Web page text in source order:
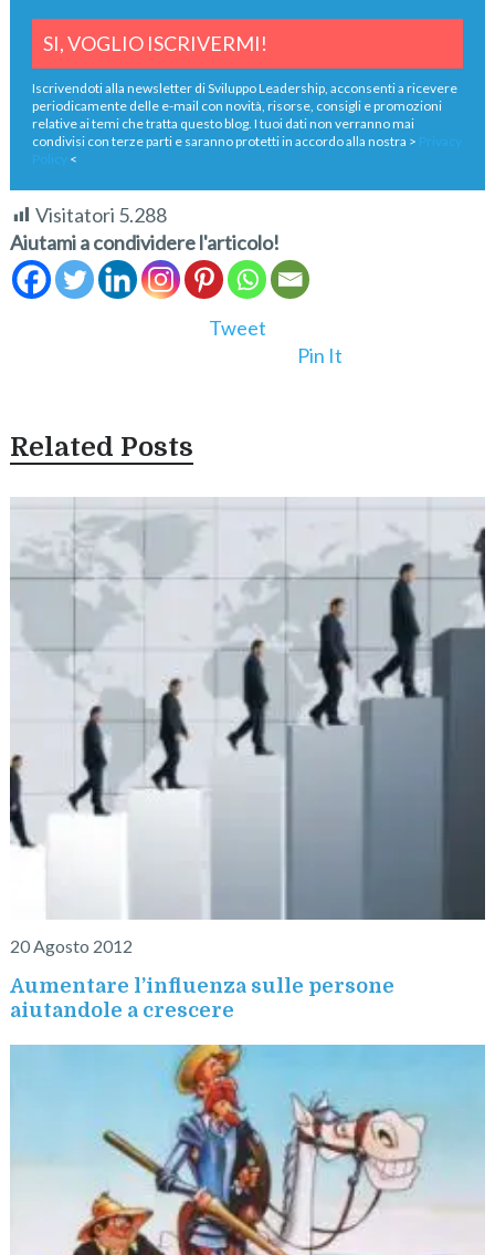
Iscrivendoti alla newsletter di Sviluppo Leadership, acconsenti a ricevere
periodicamente delle e-mail con novità, risorse, consigli e promozioni
relative ai temi che tratta questo blog. I tuoi dati non verranno mai
condivisi con terze parti e saranno protetti in accordo alla nostra > Privacy
Policy
<
Visitatori 5.288
Aiutami a condividere l'articolo!
Tweet
Pin It
Related Posts
20 Agosto 2012
Aumentare l’influenza sulle persone
aiutandole a crescere